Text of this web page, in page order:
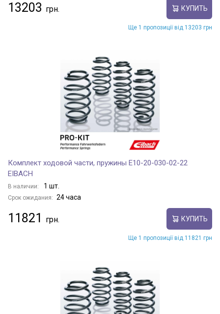
13203 КУПИТЬ
Ще 1 пропозиції від 13203 грн
Комплект ходовой части, пружины E10-20-030-02-22
EIBACH
В наличии: 1 шт.
Срок ожидания: 24 часа
11821 КУПИТЬ
Ще 1 пропозиції від 11821 грн